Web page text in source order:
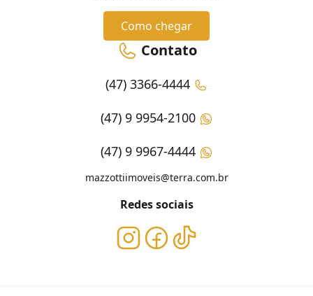
Como chegar
Contato
(47) 3366-4444
(47) 9 9954-2100
(47) 9 9967-4444
mazzottiimoveis@terra.com.br
Redes sociais